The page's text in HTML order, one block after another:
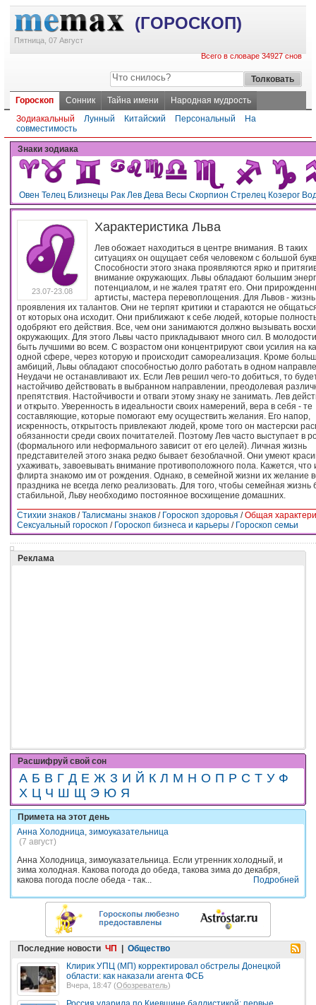
(ГОРОСКОП)
Пятница, 07 Август
Всего в словаре 34927 снов
Гороскоп Сонник Тайна имени
Народная мудрость
Зодиакальный
Лунный Китайский Персональный
На
совместимость
Знаки зодиака
Овен Телец Близнецы Рак Лев Дева Весы Скорпион Стрелец Козерог
23.07-23.08
Характеристика Льва
Лев обожает находиться в центре внимания. В таких
ситуациях он ощущает себя человеком с большой
Способности этого знака проявляются ярко и
внимание окружающих. Львы обладают большим
потенциалом, и не жалея тратят его. Они
артисты, мастера перевоплощения. Для Львов -
проявления их талантов. Они не терпят критики и стараются не
от которых она исходит. Они приближают к себе людей, которые
одобряют его действия. Все, чем они занимаются должно вызывать
окружающих. Для этого Львы часто прикладывают много сил. В
быть лучшими во всем. С возрастом они концентрируют свои усилия на
одной сфере, через которую и происходит самореализация. Кроме
амбиций, Львы обладают способностью долго работать в одном
Неудачи не останавливают их. Если Лев решил чего-то добиться, то
настойчиво действовать в выбранном направлении, преодолевая
препятствия. Настойчивости и отваги этому знаку не занимать. Лев
и открыто. Уверенность в идеальности своих намерений, вера в себя - те
составляющие, которые помогают ему осуществить желания. Его напор,
искренность, открытость привлекают людей, кроме того он мастерски
обязанности среди своих почитателей. Поэтому Лев часто выступает в
(формального или неформального зависит от его целей). Личная жизнь
представителей этого знака редко бывает безоблачной. Они умеют
ухаживать, завоевывать внимание противоположного пола. Кажется, что
флирта знакомо им от рождения. Однако, в семейной жизни их желание
праздника не всегда легко реализовать. Для того, чтобы семейная жизнь
стабильной, Льву необходимо постоянное восхищение домашних.
Стихии знаков /Талисманы знаков / Гороскоп здоровья /Общая
Сексуальный гороскоп / Гороскоп бизнеса и карьеры / Гороскоп семьи
Реклама
Расшифруй свой сон
А Б В Г Д Е Ж З И Й К Л М Н О П Р С Т У Ф
Х Ц Ч Ш Щ Э Ю Я
Примета на этот день
Анна Холодница, зимоуказательница
(7 август)
Анна Холодница, зимоуказательница. Если утренник холодный, и
зима холодная. Какова погода до обеда, такова зима до декабря,
какова погода после обеда - так...
Подробней
Последние новости ЧП | Общество
Клирик УПЦ (МП) корректировал обстрелы Донецкой
области: как наказали агента ФСБ
Вчера, 18:47 (Обозреватель)